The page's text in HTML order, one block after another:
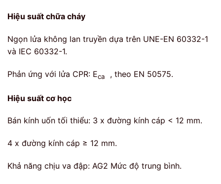
Hiệu suất chữa cháy
Ngọn lửa không lan truyền dựa trên UNE-EN 60332-1
và IEC 60332-1.
Phản ứng với lửa CPR: Eca , theo EN 50575.
Hiệu suất cơ học
Bán kính uốn tối thiểu: 3 x đường kính cáp < 12 mm.
4 x đường kính cáp ≥ 12 mm.
Khả năng chịu va đập: AG2 Mức độ trung bình.